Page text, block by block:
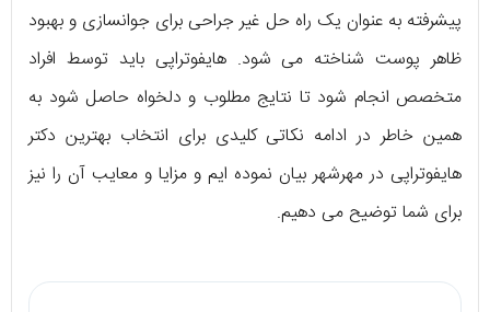
پیشرفته به عنوان یک راه حل غیر جراحی برای جوانسازی و بهبود
ظاهر پوست شناخته می شود. هایفوتراپی باید توسط افراد
متخصص انجام شود تا نتایج مطلوب و دلخواه حاصل شود به
همین خاطر در ادامه نکاتی کلیدی برای انتخاب بهترین دکتر
هایفوتراپی در مهرشهر بیان نموده ایم و مزایا و معایب آن را نیز
برای شما توضیح می دهیم.